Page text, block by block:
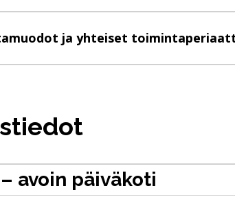
ja yhteiset
avoin päiväkoti